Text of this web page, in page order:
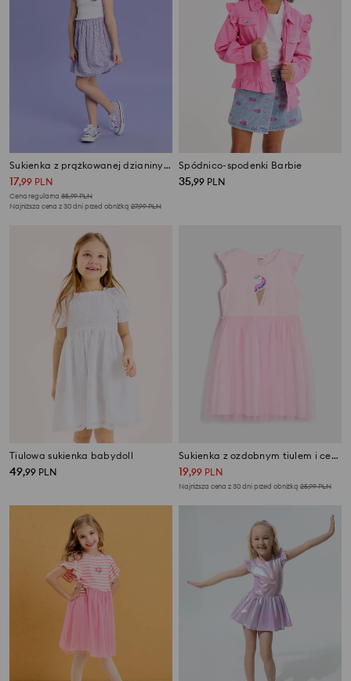
Sukienka z prążkowanej dzianiny we wzór kwiatowy
17,99 PLN
Cena regularna 35,99PLN
Najniższa cena z 30 dni przed obniżką 27,99PLN
Spódnico-spodenki Barbie
35,99 PLN
Tiulowa sukienka babydoll
49,99 PLN
Sukienka z ozdobnym tiulem i cekinami
19,99 PLN
Najniższa cena z 30 dni przed obniżką 25,99PLN